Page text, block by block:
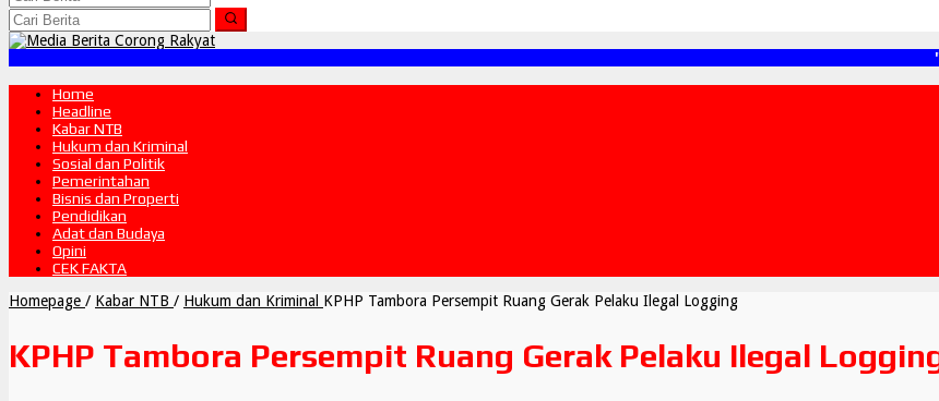
Home
Headline
Kabar NTB
Hukum dan Kriminal
Sosial dan Politik
Pemerintahan
Bisnis dan Properti
Pendidikan
Adat dan Budaya
Opini
CEK FAKTA
Homepage / Kabar NTB / Hukum dan Kriminal KPHP Tambora Persempit Ruang Gerak Pelaku Ilegal Logging
KPHP Tambora Persempit Ruang Gerak Pelaku Ilegal